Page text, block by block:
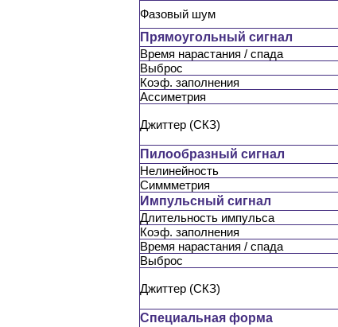
Фазовый шум
Прямоугольный сигнал
Время нарастания / спада
Выброс
Коэф. заполнения
Ассиметрия
Джиттер (СКЗ)
Пилообразный сигнал
Нелинейность
Симмметрия
Импульсный сигнал
Длительность импульса
Коэф. заполнения
Время нарастания / спада
Выброс
Джиттер (СКЗ)
Специальная форма